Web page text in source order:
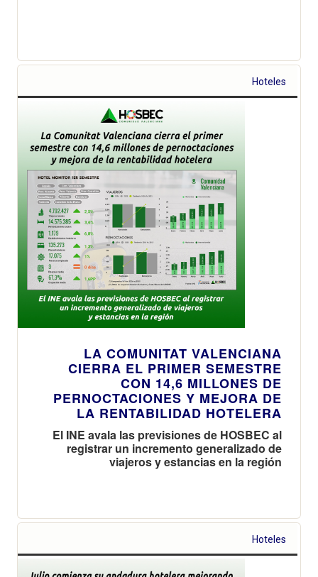
Hoteles
LA COMUNITAT VALENCIANA
CIERRA EL PRIMER SEMESTRE
CON 14,6 MILLONES DE
PERNOCTACIONES Y MEJORA DE
LA RENTABILIDAD HOTELERA
El INE avala las previsiones de HOSBEC al
registrar un incremento generalizado de
viajeros y estancias en la región
Hoteles